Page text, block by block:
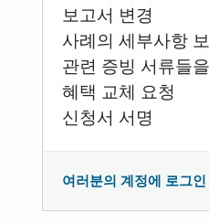
보고서 변경
사례의 세부사항 보
관련 증빙 서류들
혜택 교체 요청
신청서 서명
여러분의 계정에 로그